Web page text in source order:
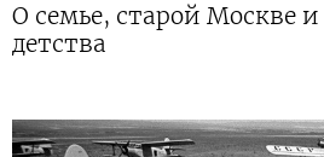
О семье, старой Москве
детства